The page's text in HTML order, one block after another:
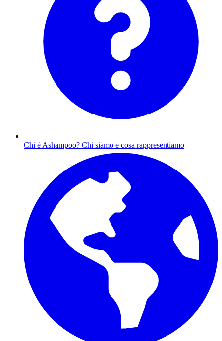
Chi è Ashampoo? Chi siamo e cosa rappresentiamo